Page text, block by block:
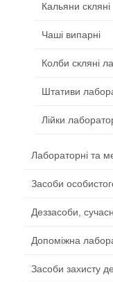
Кальяни скляні
Чаші випарні
Колби скляні
Штативи
Лійки
Лабораторні та
Засоби
Деззасоби,
Допоміжна
Засоби захисту